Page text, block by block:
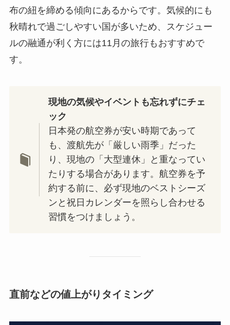
布の紐を締める傾向にあるからです。気候的にも
秋晴れで過ごしやすい国が多いため、スケジュー
ルの融通が利く方には11月の旅行もおすすめで
す。
現地の気候やイベントも忘れずにチェ
ック
日本発の航空券が安い時期であって
も、渡航先が「厳しい雨季」だった
り、現地の「大型連休」と重なってい
たりする場合があります。航空券を予
約する前に、必ず現地のベストシーズ
ンと祝日カレンダーを照らし合わせる
習慣をつけましょう。
直前などの値上がりタイミング